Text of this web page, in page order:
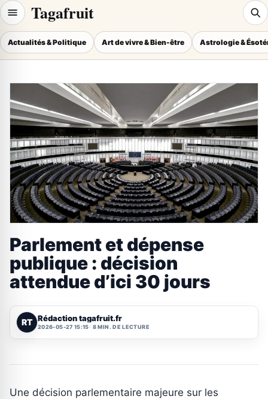
Tagafruit
Actualités & Politique Art de vivre & Bien-être Astrologie &
Parlement et dépense
publique : décision
attendue d’ici 30 jours
RT Rédaction tagafruit.fr
2026-05-27 15:15 8 MIN. DE LECTURE
Une décision parlementaire majeure sur les